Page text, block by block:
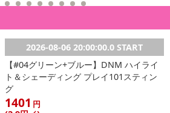
2026-08-06 20:00:00.0 START
【#04グリーン+ブルー】DNM ハイライ
ト＆シェーディング プレイ101スティン
グ
1401 円